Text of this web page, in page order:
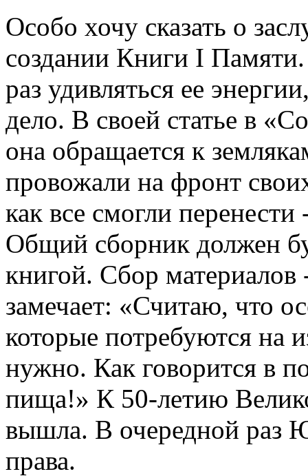
Особо хочу сказать о
создании Книги I Памяти.
раз удивляться ее
дело. В своей статье в
она обращается к
провожали на фронт
как все смогли
Общий сборник должен
книгой. Сбор
замечает: «Считаю, что
которые потребуются на
нужно. Как говорится в
пища!» К 50-летию
вышла. В очередной раз
права.